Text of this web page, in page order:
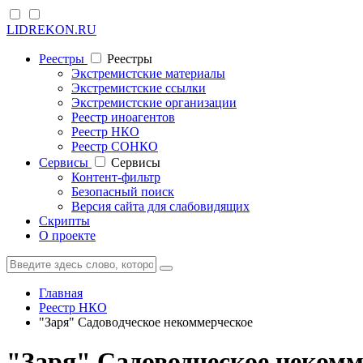
LIDREKON.RU
Реестры
Реестры
Экстремистские материалы
Экстремистские ссылки
Экстремистские организации
Реестр иноагентов
Реестр НКО
Реестр СОНКО
Cервисы
Cервисы
Контент-фильтр
Безопасный поиск
Версия сайта для слабовидящих
Скрипты
О проекте
Главная
Реестр НКО
"Заря" Садоводческое некоммерческое